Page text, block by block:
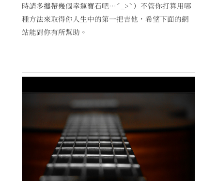
時請多攜帶幾個幸運寶石吧…ˊ_>ˋ）不管你打算用哪
種方法來取得你人生中的第一把吉他，希望下面的網
站能對你有所幫助。